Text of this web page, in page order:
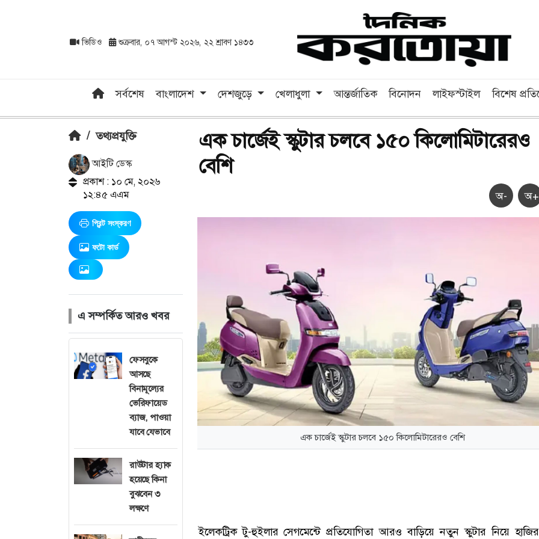
ভিডিও শুক্রবার, ০৭ আগস্ট ২০২৬, ২২ শ্রাবণ ১৪৩৩
সর্বশেষ বাংলাদেশ দেশজুড়ে খেলাধুলা আন্তর্জাতিক বিনোদন লাইফস্টাইল বিশেষ
/ তথ্যপ্রযুক্তি
আইটি ডেস্ক
প্রকাশ : ১০ মে, ২০২৬
১২:৪৫ এএম
প্রিন্ট সংস্করণ
ফটো কার্ড
এ সম্পর্কিত আরও খবর
ফেসবুকে
আসছে
বিনামূল্যের
ভেরিফায়েড
ব্যাজ, পাওয়া
যাবে যেভাবে
রাউটার হ্যাক
হয়েছে কিনা
বুঝবেন ৩
লক্ষণে
এক চার্জেই স্কুটার চলবে ১৫০ কিলোমিটারেরও
বেশি
অ- অ+
এক চার্জেই স্কুটার চলবে ১৫০ কিলোমিটারেরও বেশি
ইলেকট্রিক টু-হুইলার সেগমেন্টে প্রতিযোগিতা আরও বাড়িয়ে নতুন স্কুটার নিয়ে